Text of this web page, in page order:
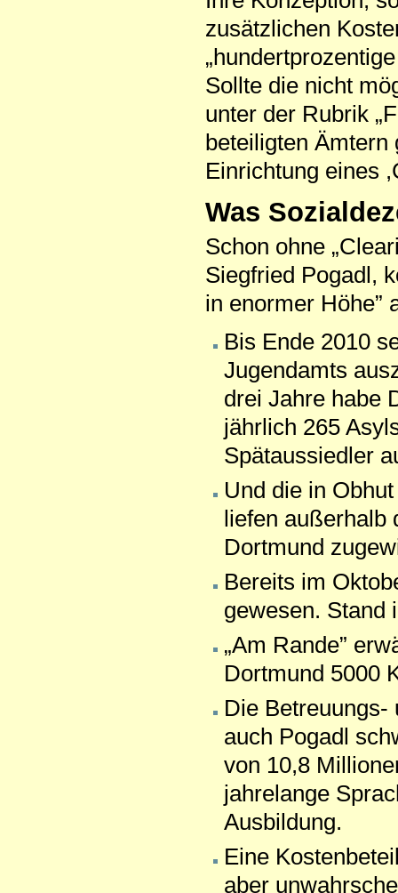
zusätzlichen
Sollte die nicht
unter der Rubrik
beteiligten Ämtern
Einrichtung eines
Was
Schon ohne
Siegfried Pogadl,
in enormer Höhe”
Bis Ende 2010
Jugendamts
drei Jahre habe
jährlich 265
Spätaussiedler
Und die in
liefen außerhalb
Dortmund
Bereits im
gewesen. Stand
„Am Rande”
Dortmund 5000
Die Betreuungs-
auch Pogadl
von 10,8
jahrelange
Ausbildung.
Eine
aber